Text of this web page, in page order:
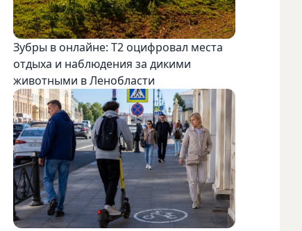
Зубры в онлайне: Т2 оцифровал места
отдыха и наблюдения за дикими
животными в Ленобласти